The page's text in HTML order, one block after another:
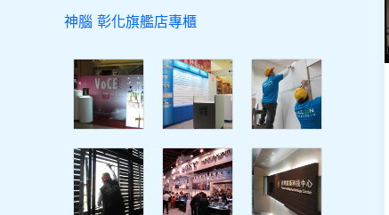
神腦 彰化旗艦店專櫃